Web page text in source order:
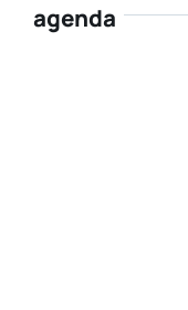
agenda